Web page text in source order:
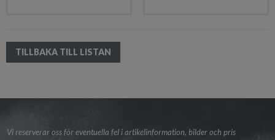
TILLBAKA TILL LISTAN
Vi reserverar oss för eventuella fel i artikelinformation, bilder och pris